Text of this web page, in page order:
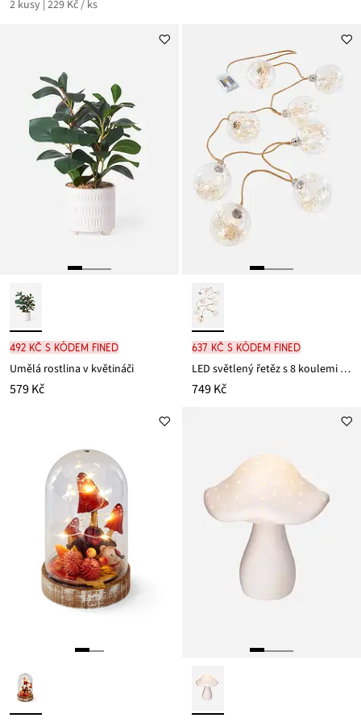
2 kusy | 229 Kč / ks
492 Kč s kódem FINED
Umělá rostlina v květináči
579 Kč
637 Kč s kódem FINED
LED světlený řetěz s 8 koulemi se sušenými květinami
749 Kč